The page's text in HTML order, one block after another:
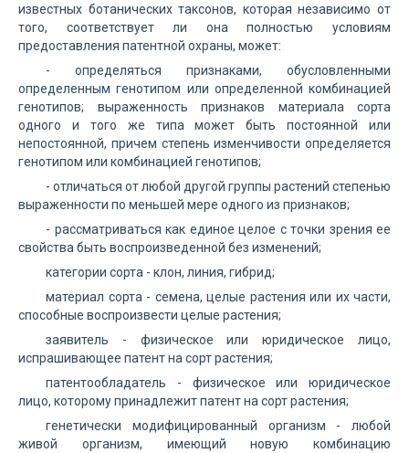
известных ботанических таксонов, которая независимо от
того, соответствует ли она полностью условиям
предоставления патентной охраны, может:
- определяться признаками, обусловленными
определенным генотипом или определенной комбинацией
генотипов; выраженность признаков материала сорта
одного и того же типа может быть постоянной или
непостоянной, причем степень изменчивости определяется
генотипом или комбинацией генотипов;
- отличаться от любой другой группы растений степенью
выраженности по меньшей мере одного из признаков;
- рассматриваться как единое целое с точки зрения ее
свойства быть воспроизведенной без изменений;
категории сорта - клон, линия, гибрид;
материал сорта - семена, целые растения или их части,
способные воспроизвести целые растения;
заявитель - физическое или юридическое лицо,
испрашивающее патент на сорт растения;
патентообладатель - физическое или юридическое
лицо, которому принадлежит патент на сорт растения;
генетически модифицированный организм - любой
живой организм, имеющий новую комбинацию